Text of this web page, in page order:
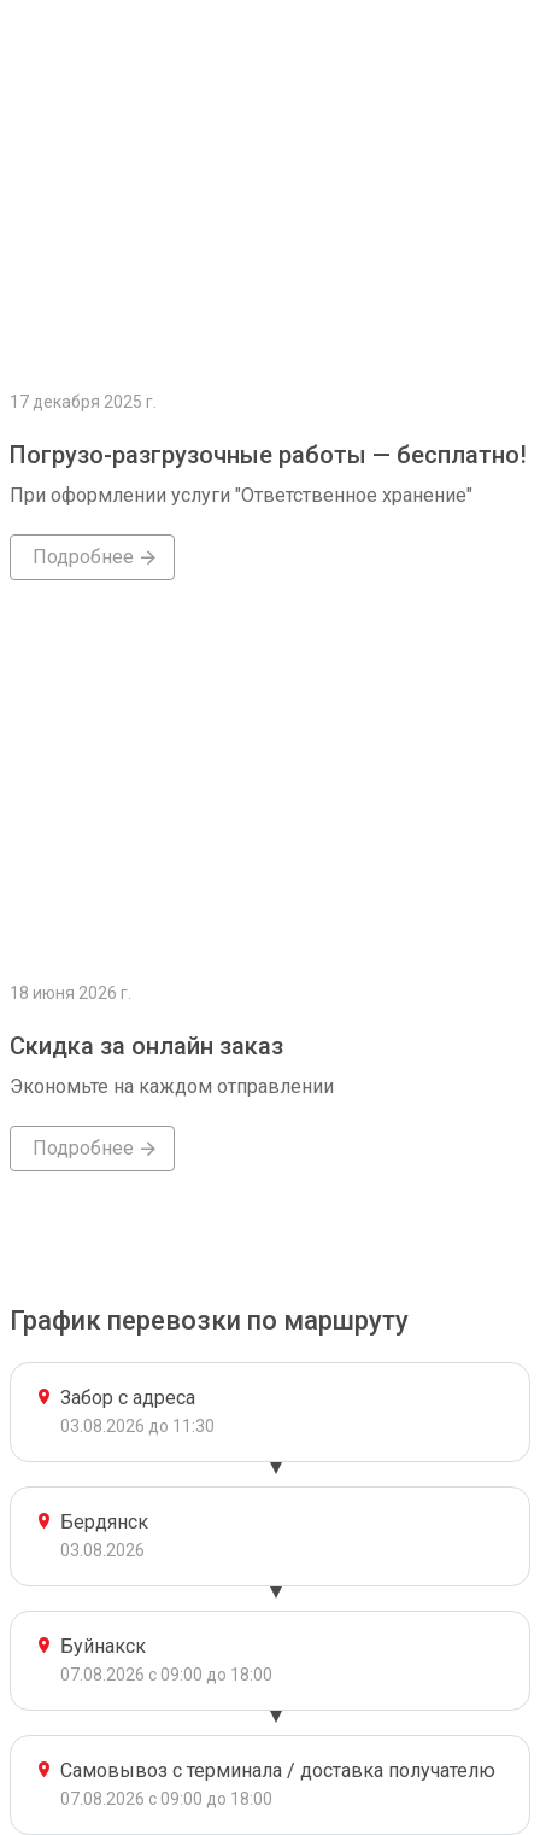
17 декабря 2025 г.
Погрузо-разгрузочные работы — бесплатно!
При оформлении услуги "Ответственное хранение"
Подробнее
18 июня 2026 г.
Скидка за онлайн заказ
Экономьте на каждом отправлении
Подробнее
График перевозки по маршруту
Забор с адреса
03.08.2026 до 11:30
Бердянск
03.08.2026
Буйнакск
07.08.2026 с 09:00 до 18:00
Самовывоз с терминала / доставка получателю
07.08.2026 с 09:00 до 18:00